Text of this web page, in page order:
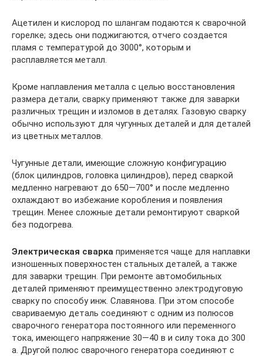
Ацетилен и кислород по шлангам подаются к сварочной
горелке; здесь они поджигаются, отчего создается
пламя с температурой до 3000°, которым и
расплавляется металл.
Кроме наплавления металла с целью восстановления
размера детали, сварку применяют также для заварки
различных трещин и изломов в деталях. Газовую сварку
обычно используют для чугунных деталей и для деталей
из цветных металлов.
Чугунные детали, имеющие сложную конфигурацию
(блок цилиндров, головка цилиндров), перед сваркой
медленно нагревают до 650—700° и после медленно
охлаждают во избежание коробления и появления
трещин. Менее сложные детали ремонтируют сваркой
без подогрева.
Электрическая сварка применяется чаще для наплавки
изношенных поверхностен стальных деталей, а также
для заварки трещин. При ремонте автомобильных
деталей применяют преимущественно электродуговую
сварку по способу инж. Славянова. При этом способе
свариваемую деталь соединяют с одним из полюсов
сварочного генератора постоянного или переменного
тока, имеющего напряжение 30—40 в и силу тока до 300
а. Другой полюс сварочного генератора соединяют с